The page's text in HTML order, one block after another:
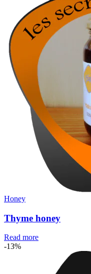
Honey
Thyme honey
Read more
-13%